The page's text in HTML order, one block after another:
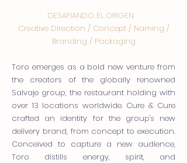
DESAFIANDO EL ORIGEN :
Creative Direction / Concept / Naming /
Branding / Packaging
Toro emerges as a bold new venture from
the creators of the globally renowned
Salvaje group, the restaurant holding with
over 13 locations worldwide. Cure & Cure
crafted an identity for the group's new
delivery brand, from concept to execution.
Conceived to capture a new audience,
Toro distills energy, spirit, and